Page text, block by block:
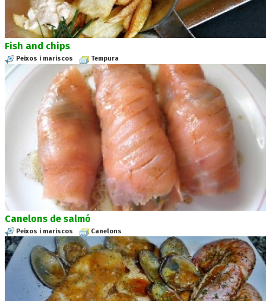
Fish and chips
Peixos i mariscos Tempura
Canelons de salmó
Peixos i mariscos Canelons